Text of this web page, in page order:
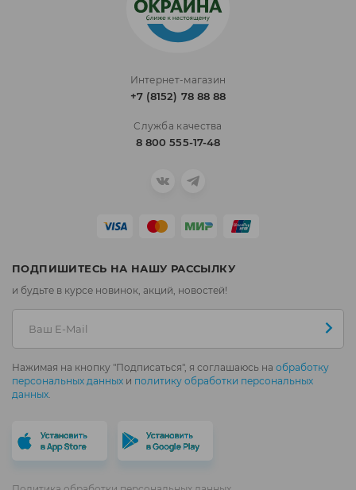
Интернет-магазин
+7 (8152) 78 88 88
Служба качества
8 800 555-17-48
ПОДПИШИТЕСЬ НА НАШУ РАССЫЛКУ
и будьте в курсе новинок, акций, новостей!
Нажимая на кнопку "Подписаться", я соглашаюсь на обработку
персональных данных и политику обработки персональных
данных.